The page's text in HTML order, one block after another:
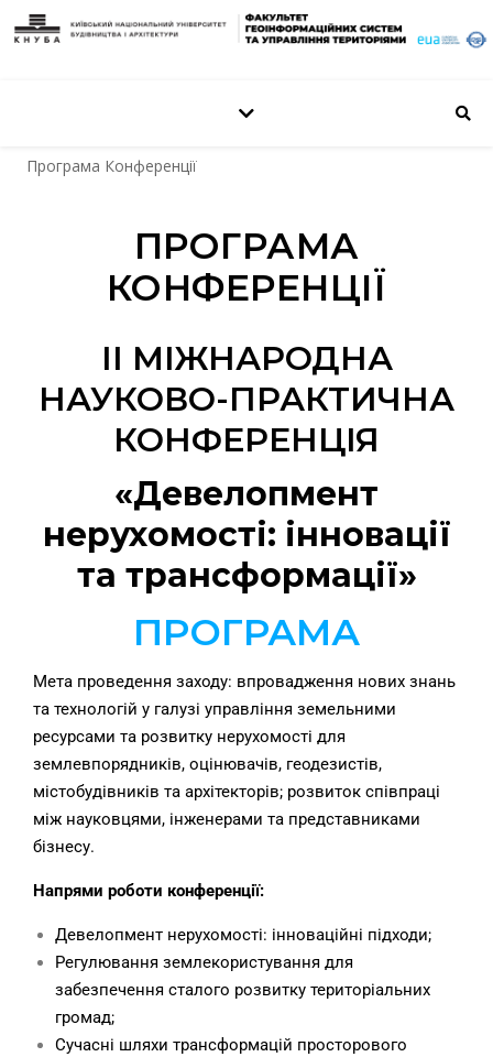
Програма Конференції
ПРОГРАМА
КОНФЕРЕНЦІЇ
ІІ МІЖНАРОДНА
НАУКОВО-ПРАКТИЧНА
КОНФЕРЕНЦІЯ
«Девелопмент
нерухомості: інновації
та трансформації»
ПРОГРАМА
Мета проведення заходу: впровадження нових знань
та технологій у галузі управління земельними
ресурсами та розвитку нерухомості для
землевпорядників, оцінювачів, геодезистів,
містобудівників та архітекторів; розвиток співпраці
між науковцями, інженерами та представниками
бізнесу.
Напрями роботи конференції:
Девелопмент нерухомості: інноваційні підходи;
Регулювання землекористування для
забезпечення сталого розвитку територіальних
громад;
Сучасні шляхи трансформацій просторового